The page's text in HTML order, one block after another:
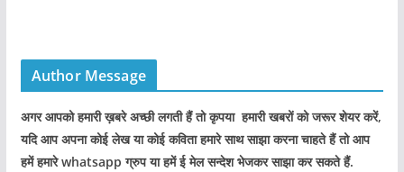
Author Message
अगर आपको हमारी ख़बरे अच्छी लगती हैं तो कृपया हमारी खबरों को जरूर शेयर करें,
यदि आप अपना कोई लेख या कोई कविता हमारे साथ साझा करना चाहते हैं तो आप
हमें हमारे whatsapp ग्रुप या हमें ई मेल सन्देश भेजकर साझा कर सकते हैं.